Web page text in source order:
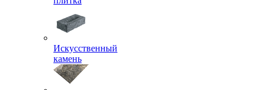
Искусственный
камень